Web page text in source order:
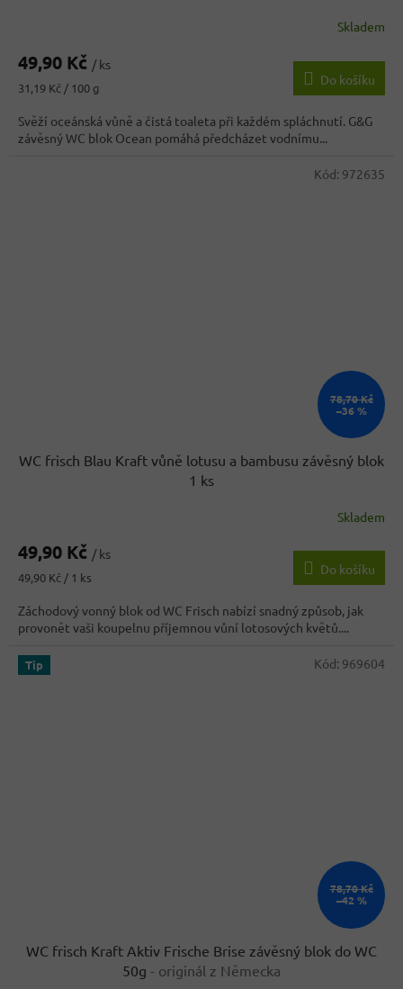
produktu
4,0
z
5
hvězdiček.
Skladem
49,90 Kč / ks
Měrná
31,19 Kč / 100 g
Do košíku
Svěží oceánská vůně a čistá toaleta při každém spláchnutí. G&G
závěsný WC blok Ocean pomáhá předcházet vodnímu...
78,70 Kč
–36 %
WC frisch Blau Kraft vůně lotusu a bambusu závěsný blok
1 ks
Skladem
49,90 Kč / ks
Měrná
49,90 Kč / 1 ks
Do košíku
Záchodový vonný blok od WC Frisch nabízí snadný způsob, jak
provonět vaši koupelnu příjemnou vůní lotosových květů....
Kód: 972635
Tip
78,70 Kč
–42 %
WC frisch Kraft Aktiv Frische Brise závěsný blok do WC
50g - originál z Německa
Kód: 969604